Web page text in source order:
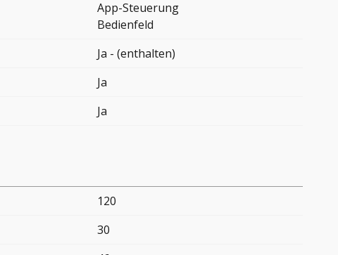
App-Steuerung
Bedienfeld
Ja - (enthalten)
Ja
Ja
120
30